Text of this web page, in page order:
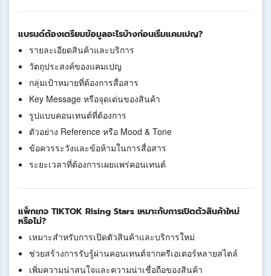
แบรนด์ต้องเตรียมข้อมูลอะไรบ้างก่อนเริ่มแคมเปญ?
รายละเอียดสินค้าและบริการ
วัตถุประสงค์ของแคมเปญ
กลุ่มเป้าหมายที่ต้องการสื่อสาร
Key Message หรือจุดเด่นของสินค้า
รูปแบบคอนเทนต์ที่ต้องการ
ตัวอย่าง Reference หรือ Mood & Tone
ข้อควรระวังและข้อห้ามในการสื่อสาร
ระยะเวลาที่ต้องการเผยแพร่คอนเทนต์
แพ็กเกจ TIKTOK Rising Stars เหมาะกับการเปิดตัวสินค้าใหม่
หรือไม่?
เหมาะสำหรับการเปิดตัวสินค้าและบริการใหม่
ช่วยสร้างการรับรู้ผ่านคอนเทนต์จากครีเอเตอร์หลายสไตล์
เพิ่มความน่าสนใจและความน่าเชื่อถือของสินค้า